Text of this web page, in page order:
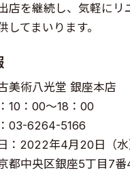
店を継続し、気軽にリ
してまいります。
美術八光堂 銀座本店
10：00～18：00
03-6264-5166
：2022年4月20日（水
都中央区銀座5丁目7